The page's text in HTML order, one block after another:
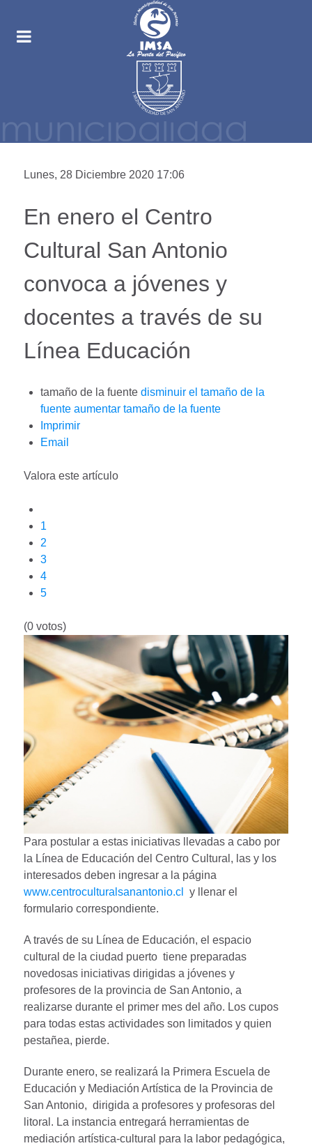
Lunes, 28 Diciembre 2020 17:06
En enero el Centro
Cultural San Antonio
convoca a jóvenes y
docentes a través de su
Línea Educación
tamaño de la fuente disminuir el tamaño de la
fuente aumentar tamaño de la fuente
Imprimir
Email
Valora este artículo
1
2
3
4
5
(0 votos)
Para postular a estas iniciativas llevadas a cabo por
la Línea de Educación del Centro Cultural, las y los
interesados deben ingresar a la página
www.centroculturalsanantonio.cl
y llenar el
formulario correspondiente.
A través de su Línea de Educación, el espacio
cultural de la ciudad puerto tiene preparadas
novedosas iniciativas dirigidas a jóvenes y
profesores de la provincia de San Antonio, a
realizarse durante el primer mes del año. Los cupos
para todas estas actividades son limitados y quien
pestañea, pierde.
Durante enero, se realizará la Primera Escuela de
Educación y Mediación Artística de la Provincia de
San Antonio, dirigida a profesores y profesoras del
litoral. La instancia entregará herramientas de
mediación artística-cultural para la labor pedagógica,